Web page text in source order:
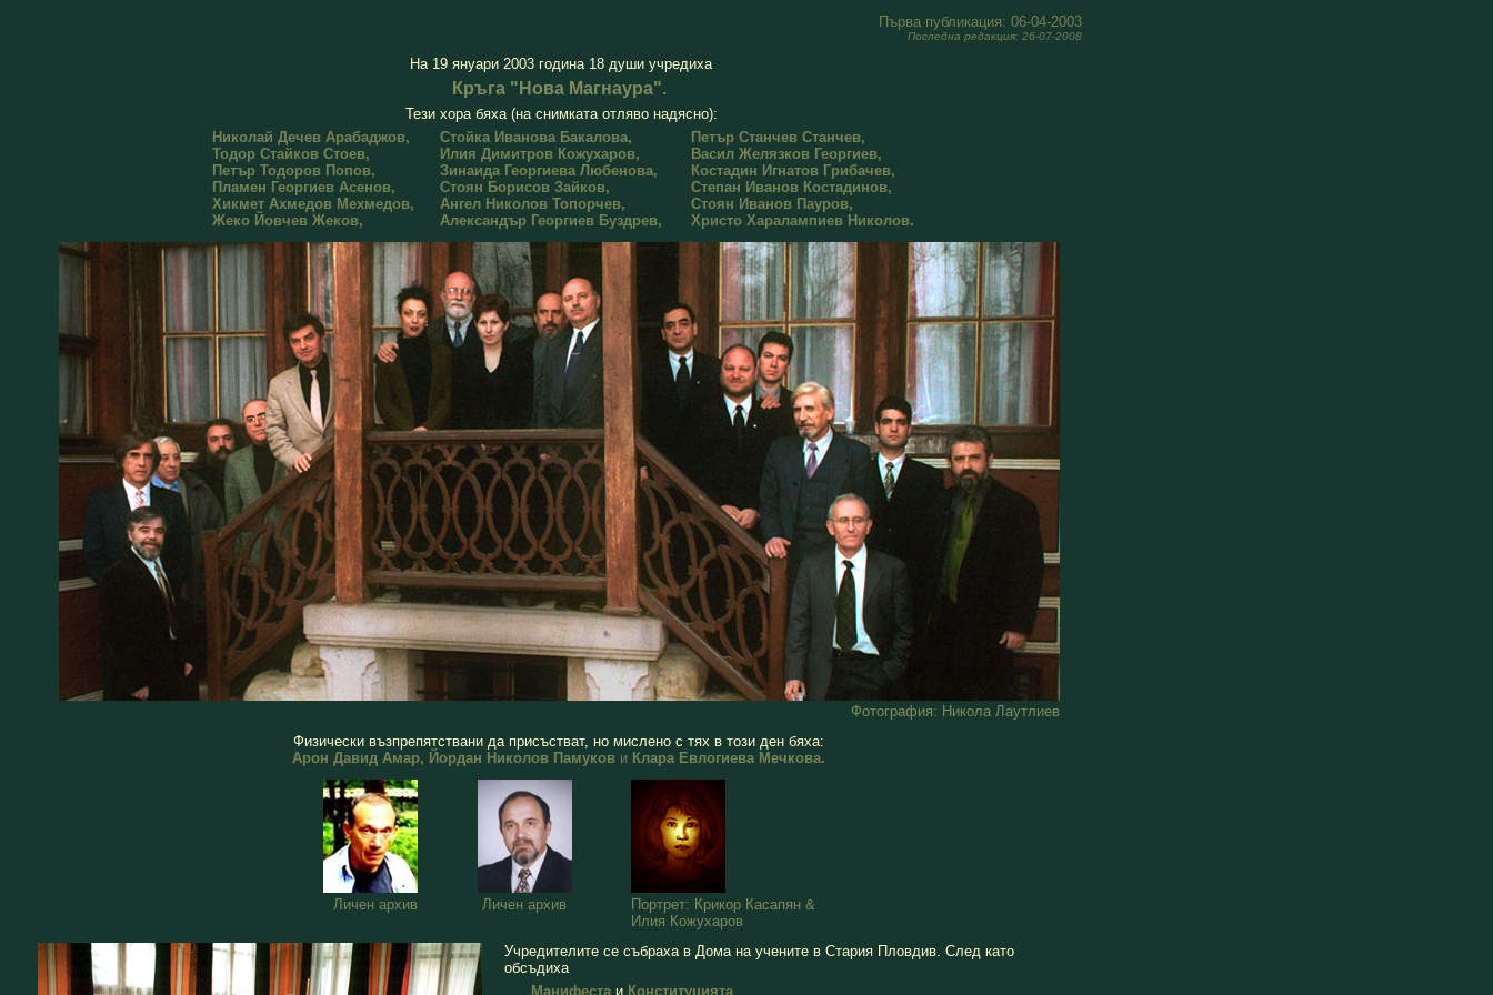
Първа публикация: 06-04-2003
Последна редакция: 26-07-2008
На 19 януари 2003 година 18 души учредиха
Кръга "Нова Магнаура".
Тези хора бяха (на снимката отляво надясно):
Николай Дечев Арабаджов,
Стойка Иванова Бакалова,
Петър Станчев Станчев,
Тодор Стайков Стоев,
Илия Димитров Кожухаров,
Васил Желязков Георгиев,
Петър Тодоров Попов,
Зинаида Георгиева Любенова,
Костадин Игнатов Грибачев,
Пламен Георгиев Асенов,
Стоян Борисов Зайков,
Степан Иванов Костадинов,
Хикмет Ахмедов Мехмедов,
Ангел Николов Топорчев,
Стоян Иванов Пауров,
Жеко Йовчев Жеков,
Александър Георгиев Буздрев, Христо Харалампиев Николов.
Фотография: Никола Лаутлиев
Физически възпрепятствани да присъстват, но мислено с тях в този ден бяха:
Арон Давид Амар, Йордан Николов Памуков и Клара Евлогиева Мечкова.
Личен архив Личен архив Портрет: Крикор Касапян &
Илия Кожухаров
Учредителите се събраха в Дома на учените в Стария Пловдив. След като
обсъдиха
Манифеста и Конституцията